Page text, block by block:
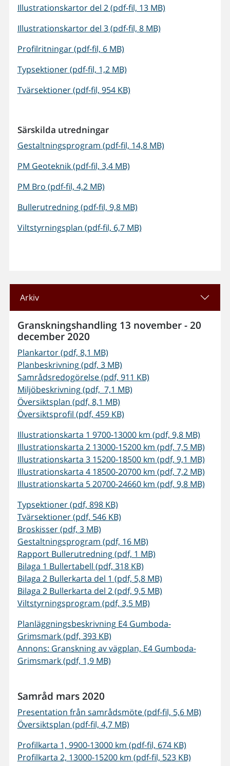
Illustrationskartor del 2 (pdf-fil, 13 MB)
Illustrationskartor del 3 (pdf-fil, 8 MB)
Profilritningar (pdf-fil, 6 MB)
Typsektioner (pdf-fil, 1,2 MB)
Tvärsektioner (pdf-fil, 954 KB)
Särskilda utredningar
Gestaltningsprogram (pdf-fil, 14,8 MB)
PM Geoteknik (pdf-fil, 3,4 MB)
PM Bro (pdf-fil, 4,2 MB)
Bullerutredning (pdf-fil, 9,8 MB)
Viltstyrningsplan (pdf-fil, 6,7 MB)
Arkiv
Granskningshandling 13 november - 20
december 2020
Plankartor (pdf, 8,1 MB)
Planbeskrivning (pdf, 3 MB)
Samrådsredogörelse (pdf, 911 KB)
Miljöbeskrivning (pdf, 7,1 MB)
Översiktsplan (pdf, 8,1 MB)
Översiktsprofil (pdf, 459 KB)
Illustrationskarta 1 9700-13000 km (pdf, 9,8 MB)
Illustrationskarta 2 13000-15200 km (pdf, 7,5 MB)
Illustrationskarta 3 15200-18500 km (pdf, 9,1 MB)
Illustrationskarta 4 18500-20700 km (pdf, 7,2 MB)
Illustrationskarta 5 20700-24660 km (pdf, 9,8 MB)
Typsektioner (pdf, 898 KB)
Tvärsektioner (pdf, 546 KB)
Broskisser (pdf, 3 MB)
Gestaltningsprogram (pdf, 16 MB)
Rapport Bullerutredning (pdf, 1 MB)
Bilaga 1 Bullertabell (pdf, 318 KB)
Bilaga 2 Bullerkarta del 1 (pdf, 5,8 MB)
Bilaga 2 Bullerkarta del 2 (pdf, 9,5 MB)
Viltstyrningsprogram (pdf, 3,5 MB)
Planläggningsbeskrivning E4 Gumboda-
Grimsmark (pdf, 393 KB)
Annons: Granskning av vägplan, E4 Gumboda-
Grimsmark (pdf, 1,9 MB)
Samråd mars 2020
Presentation från samrådsmöte (pdf-fil, 5,6 MB)
Översiktsplan (pdf-fil, 4,7 MB)
Profilkarta 1, 9900-13000 km (pdf-fil, 674 KB)
Profilkarta 2, 13000-15200 km (pdf-fil, 523 KB)